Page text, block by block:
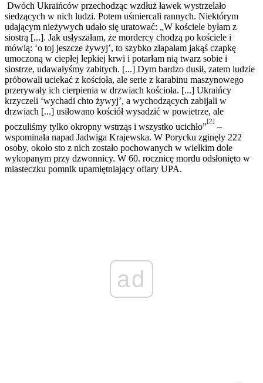
Dwóch Ukraińców przechodząc wzdłuż ławek wystrzelało
siedzących w nich ludzi. Potem uśmiercali rannych. Niektórym
udającym nieżywych udało się uratować: „W kościele byłam z
siostrą [...]. Jak usłyszałam, że mordercy chodzą po kościele i
mówią: ‘o toj jeszcze żywyj’, to szybko złapałam jakąś czapkę
umoczoną w ciepłej lepkiej krwi i potarłam nią twarz sobie i
siostrze, udawałyśmy zabitych. [...] Dym bardzo dusił, zatem ludzie
próbowali uciekać z kościoła, ale serie z karabinu maszynowego
przerywały ich cierpie­nia w drzwiach kościoła. [...] Ukraińcy
krzyczeli ‘wychadi chto żywyj’, a wychodzących zabijali w
drzwiach [...] usiłowano kościół wysadzić w powietrze, ale
poczuliśmy tylko okropny wstrząs i wszystko ucichło”
[2]
–
wspominała napad Jadwiga Krajewska. W Porycku zginęły 222
osoby, około sto z nich zostało pochowanych w wielkim dole
wykopanym przy dzwonnicy. W 60. rocznicę mordu odsłonięto w
miasteczku pomnik upamiętniający ofiary UPA.
ad